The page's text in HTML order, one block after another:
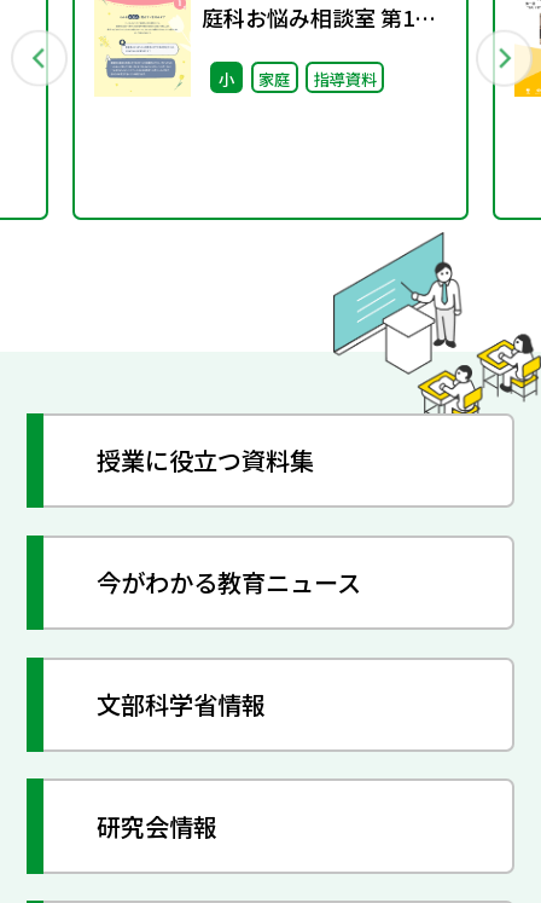
庭科お悩み相談室 第1号
【ガイダンス】
小 家庭 指導資料
授業に役立つ資料集
今がわかる教育ニュース
文部科学省情報
研究会情報